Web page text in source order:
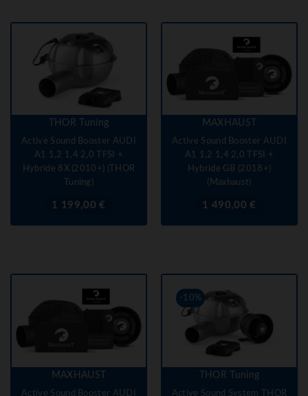
THOR Tuning
Active Sound Booster AUDI
A1 1,2 1,4 2,0 TFSI +
Hybride 8X (2010+) (THOR
Tuning)
Prix1 199,00 €
MAXHAUST
Active Sound Booster AUDI
A1 1,2 1,4 2,0 TFSI +
Hybride GB (2018+)
(Maxhaust)
Prix1 490,00 €
MAXHAUST
Active Sound Booster AUDI
-10%
THOR Tuning
Active Sound System THOR